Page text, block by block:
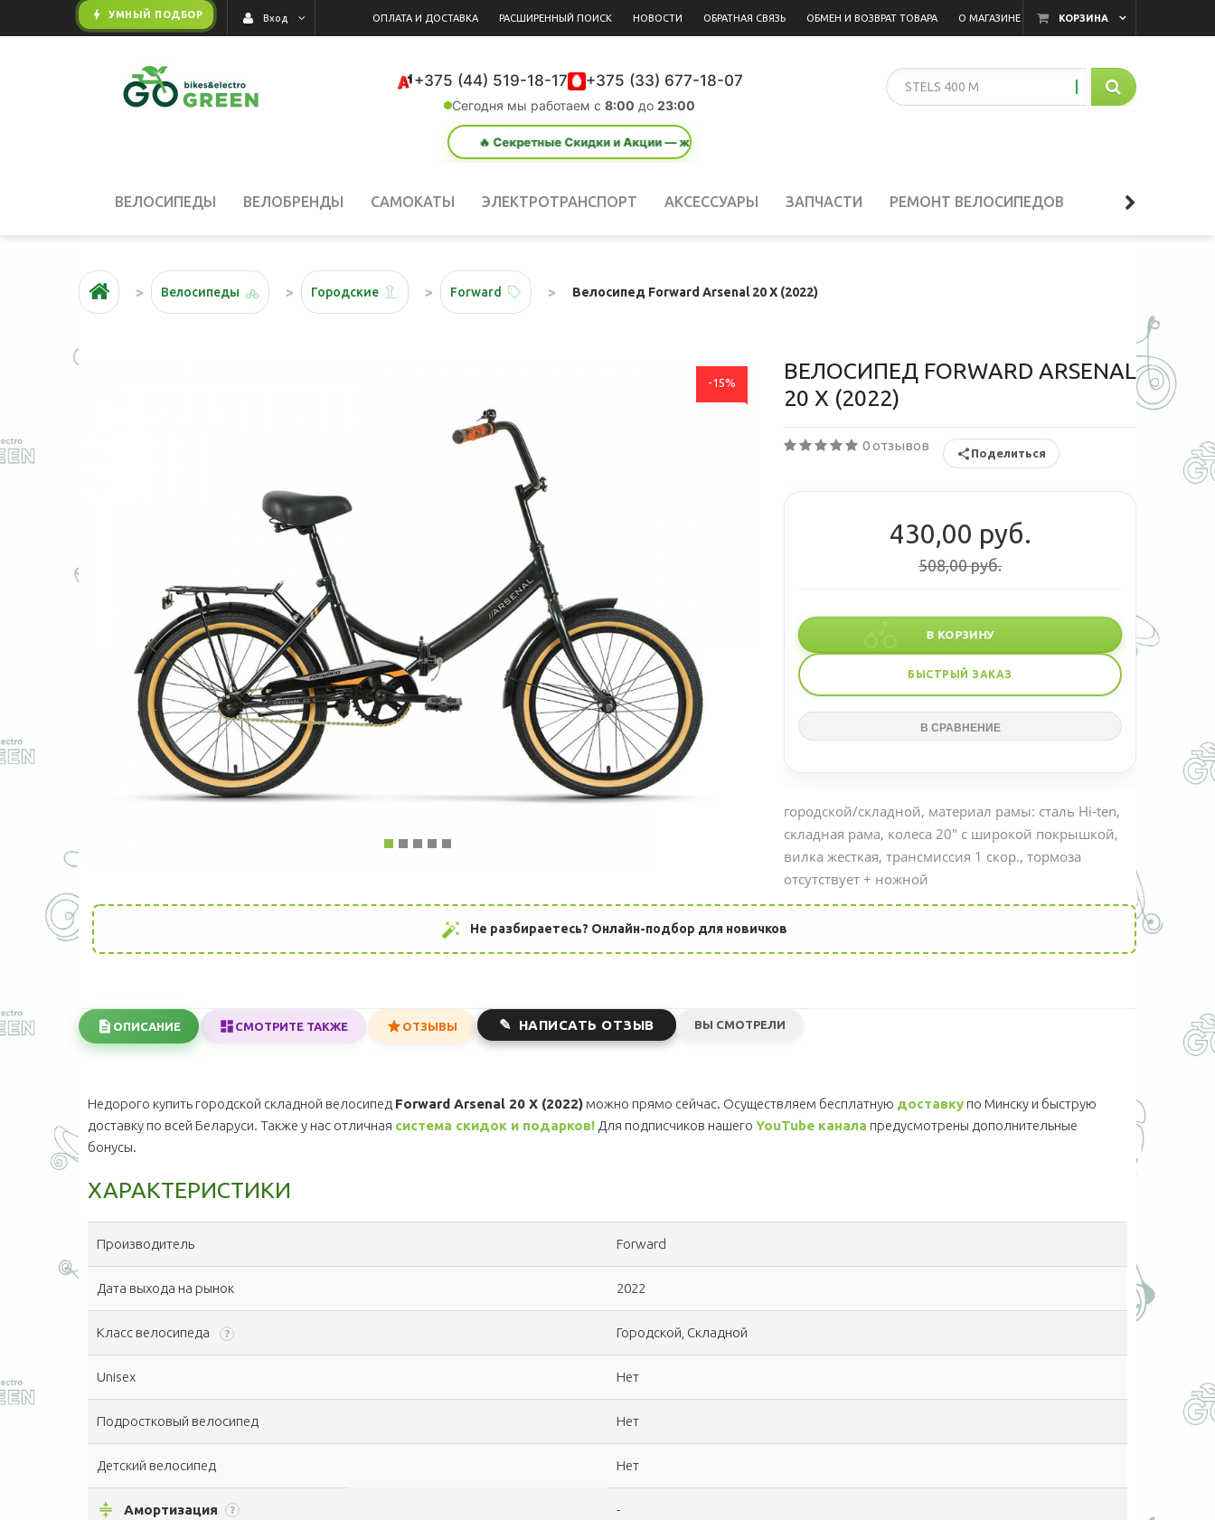
bolt УМНЫЙ ПОДБОР КОРЗИНА
Вход ОПЛАТА И ДОСТАВКА РАСШИРЕННЫЙ ПОИСК НОВОСТИ ОБРАТНАЯ СВЯЗЬ ОБМЕН И ВОЗВРАТ ТОВАРА О МАГАЗИНЕ
+375 (44) 519-18-17 +375 (33) 677-18-07
Сегодня мы работаем с 8:00 до 23:00
🔥 Секретные Скидки и Акции — жми сюда!
ВЕЛОСИПЕДЫ ВЕЛОБРЕНДЫ САМОКАТЫ ЭЛЕКТРОТРАНСПОРТ АКСЕССУАРЫ ЗАПЧАСТИ РЕМОНТ ВЕЛОСИПЕДОВ
Велосипеды Городские Forward Велосипед Forward Arsenal 20 X (2022)
-15%
ВЕЛОСИПЕД FORWARD ARSENAL
20 X (2022)
0 отзывов Поделиться
430,00 руб.
508,00 руб.
В КОРЗИНУ
БЫСТРЫЙ ЗАКАЗ
городской/складной, материал рамы: сталь Hi-ten,
складная рама, колеса 20" с широкой покрышкой,
вилка жесткая, трансмиссия 1 скор., тормоза
отсутствует + ножной
auto_fix_high Не разбираетесь? Онлайн-подбор для новичков
ОПИСАНИЕ СМОТРИТЕ ТАКЖЕ ОТЗЫВЫ НАПИСАТЬ ОТЗЫВ ВЫ СМОТРЕЛИ
Недорого купить городской складной велосипед Forward Arsenal 20 X (2022) можно прямо сейчас. Осуществляем бесплатную доставку по Минску и быструю
доставку по всей Беларуси. Также у нас отличная система скидок и подарков! Для подписчиков нашего YouTube канала предусмотрены дополнительные
бонусы.
ХАРАКТЕРИСТИКИ
Производитель Forward
Дата выхода на рынок 2022
Класс велосипеда ? Городской, Складной
Unisex Нет
Подростковый велосипед Нет
Детский велосипед Нет
compress Амортизация ? -